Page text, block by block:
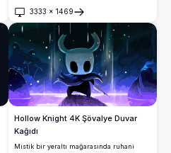
oyunun atmosferinin özünü yakalayarak
ikonik karakterleri kendi ortamlarında
sergiliyor, hayranlar ve oyuncular için
mükemmel.
3333 × 1469
Aç
Hollow Knight 4K Şövalye Duvar
Kağıdı
Mistik bir yeraltı mağarasında ruhani